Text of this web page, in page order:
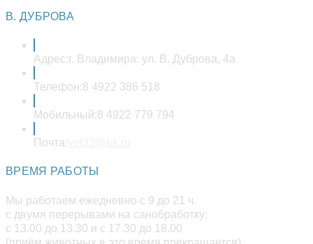
В. ДУБРОВА
Адрес:г. Владимира: ул. В. Дуброва, 4а
Телефон:8 4922 386 518
Мобильный:8 4922 779 794
Почта:
ВРЕМЯ РАБОТЫ
Мы работаем ежедневно с 9 до 21 ч.
с двумя перерывами на санобработку:
с 13.00 до 13.30 и с 17.30 до 18.00